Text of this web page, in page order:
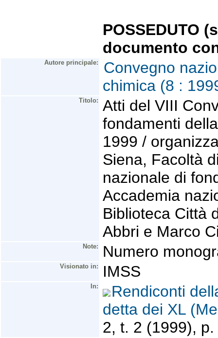
POSSEDUTO
documento
Autore principale:
Convegno
chimica (8 :
Titolo:
Atti del VIII
fondamenti
1999 /
Siena, Facoltà
nazionale di
Accademia
Biblioteca Città
Abbri e Marco
Note: Numero
Visionato in: IMSS
In:
Rendiconti
detta dei XL
2, t. 2 (1999),